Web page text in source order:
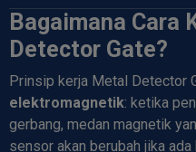
Bagaimana Cara
Detector Gate?
Prinsip kerja Metal Detector
elektromagnetik: ketika
gerbang, medan magnetik
sensor akan berubah jika